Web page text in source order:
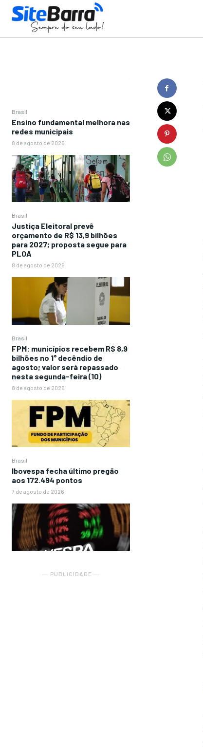
Brasil
Ensino fundamental melhora nas
redes municipais
8 de agosto de 2026
Brasil
Justiça Eleitoral prevê
orçamento de R$ 13,9 bilhões
para 2027; proposta segue para
PLOA
8 de agosto de 2026
Brasil
FPM: municípios recebem R$ 8,9
bilhões no 1° decêndio de
agosto; valor será repassado
nesta segunda-feira (10)
8 de agosto de 2026
Brasil
Ibovespa fecha último pregão
aos 172.494 pontos
7 de agosto de 2026
― PUBLICIDADE ―